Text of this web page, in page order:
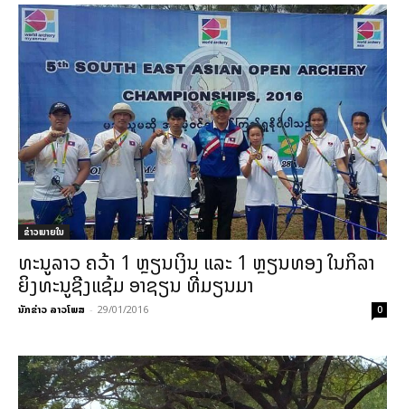
ຂ່າວພາຍ​ໃນ
ທະນູລາວ ຄວ້າ 1 ຫຼຽນເງິນ ແລະ 1 ຫຼຽນທອງ ໃນກິລາ
ຍິງທະນູຊີງແຊ້ມ ອາຊຽນ ທີ່ມຽນມາ
ນັກຂ່າວ ລາວໂພສ - 29/01/2016 0